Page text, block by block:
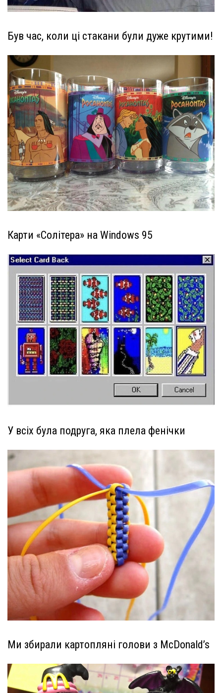
Був час, коли ці стакани були дуже крутими!
Карти «Солітера» на Windows 95
У всіх була подруга, яка плела фенічки
Ми збирали картопляні голови з McDonald’s